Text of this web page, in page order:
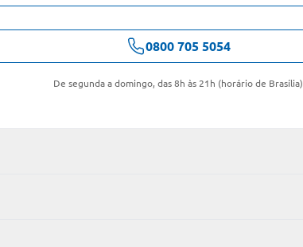
0800 705 5054
De segunda a domingo, das 8h às 21h (horário de Brasília)